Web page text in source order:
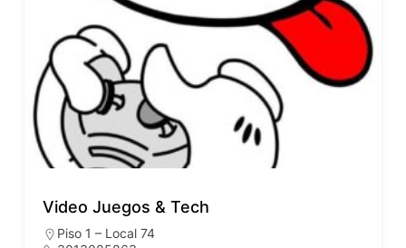
Video Juegos & Tech
Piso 1 – Local 74